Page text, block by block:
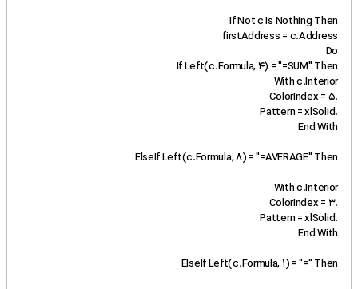
If Not c Is Nothing Then
firstAddress = c.Address
Do
If Left(c.Formula, 4) = "=SUM" Then
With c.Interior
.ColorIndex = 5
.Pattern = xlSolid
End With
ElseIf Left(c.Formula, 8) = "=AVERAGE" Then
With c.Interior
.ColorIndex = 3
.Pattern = xlSolid
End With
ElseIf Left(c.Formula, 1) = "=" Then